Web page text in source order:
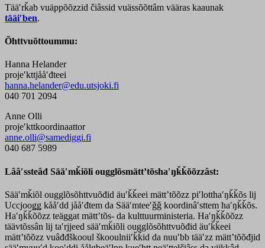
Tääʹrǩab vuäppõõzzid čiâssid vuässõõttâm vääras kaaunak
tääiʹben.
Õhttvuõttoummu:
Hanna Helander
projeʹkttjååʹđteei
hanna.helander@edu.utsjoki.fi
040 701 2094
Anne Olli
projeʹkttkoordinaattor
anne.olli@samediggi.fi
040 687 5989
Lââʹssteâđ Sääʹmǩiõli ougglõsmättʼtõshaʹŋǩǩõõzzâst:
Sääʹmǩiõl ougglõsõhttvuõđid äuʹǩǩeei mättʼtõõzz piʹlotthaʹŋǩǩõs lij
Uccjooǥǥ kååʹdd jååʹđtem da Sääʹmteeʹǧǧ koordinâʹsttem haʹŋǩǩõs.
Haʹŋǩǩõõzz teäggat mättʼtõs- da kulttuurministeria. Haʹŋǩǩõõzz
täävtõssân lij taʹrjjeed sääʹmǩiõli ougglõsõhttvuõđid äuʹǩǩeei
mättʼtõõzz vuâđđškooul škooulniiʹǩǩid da nuuʹbb tääʹzz mättʼtõõđjid